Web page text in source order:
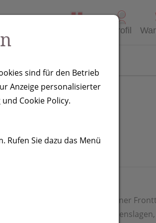
Profil
PEVA-Kühlfächern und einer
Kühltasche perfekt für alle
sind für den Betrieb
Anzeige personalisierter
Cookie Policy.
Rufen Sie dazu das Menü